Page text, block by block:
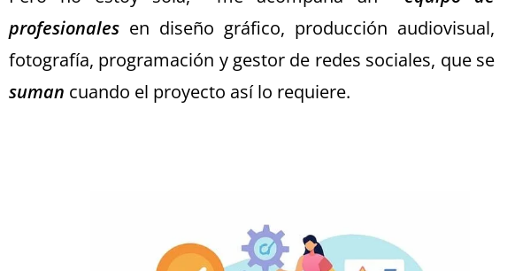
profesionales en diseño gráfico, producción audiovisual,
fotografía, programación y gestor de redes sociales, que se
suman cuando el proyecto así lo requiere.